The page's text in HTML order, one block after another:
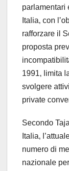
parlamentari
Italia, con
rafforzare il
proposta
1991, limita
svolgere
private
Secondo
Italia,
numero di
nazionale